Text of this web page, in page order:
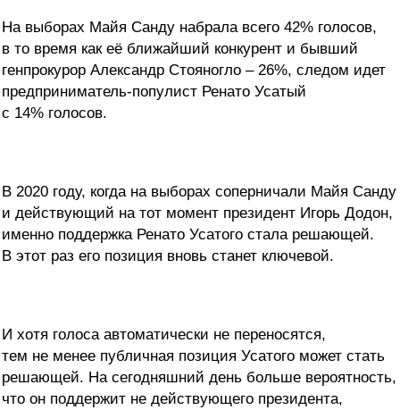
На выборах Майя Санду набрала всего 42% голосов,
в то время как её ближайший конкурент и бывший
генпрокурор Александр Стояногло – 26%, следом идет
предприниматель-популист Ренато Усатый
с 14% голосов.
В 2020 году, когда на выборах соперничали Майя Санду
и действующий на тот момент президент Игорь Додон,
именно поддержка Ренато Усатого стала решающей.
В этот раз его позиция вновь станет ключевой.
И хотя голоса автоматически не переносятся,
тем не менее публичная позиция Усатого может стать
решающей. На сегодняшний день больше вероятность,
что он поддержит не действующего президента,